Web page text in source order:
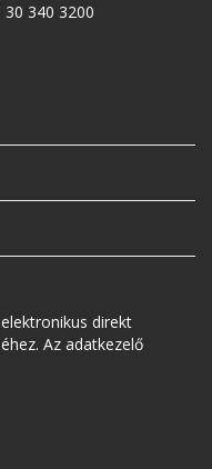
30 340 3200
direkt
Az adatkezelő